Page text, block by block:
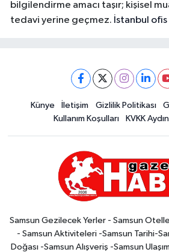
bilgilendirme amacı taşır; kişisel
tedavi yerine geçmez. İstanbul ofis
Künye İletişim Gizlilik Politikası
Kullanım Koşulları
KVKK
Samsun Gezilecek Yerler - Samsun
- Samsun Aktiviteleri -Samsun Tarihi-
Doğası -Samsun Alışveriş -Samsun